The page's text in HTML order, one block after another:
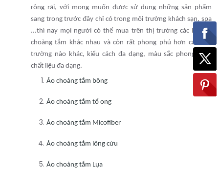
rộng rãi, với mong muốn được sử dụng những sản phẩm
sang trong trước đây chỉ có trong môi trường khách sạn, spa
...thì nay mọi người có thể mua trên thị trường các loại áo
choàng tắm khác nhau và còn rất phong phú hơn các môi
trường nào khác, kiểu cách đa dạng, màu sắc phong phú,
chất liệu đa dạng.
Áo choàng tắm bông
Áo choàng tắm tổ ong
Áo choàng tắm Micofiber
Áo choàng tắm lông cừu
Áo choàng tắm Lụa